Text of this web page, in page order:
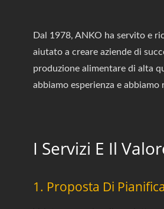
Dal 1978, ANKO ha servito e
aiutato a creare aziende di
produzione alimentare di alta
abbiamo esperienza e
I Servizi E Il
1. Proposta Di